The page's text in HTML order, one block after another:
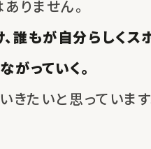
りません。
誰もが自分らしくス
っていく。
きたいと思っています